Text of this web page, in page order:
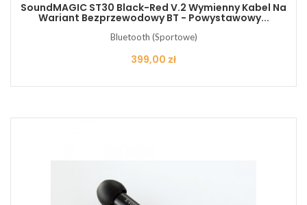
SoundMAGIC ST30 Black-Red V.2 Wymienny Kabel Na
Wariant Bezprzewodowy BT - Powystawowy...
Bluetooth (Sportowe)
Cena
399,00 zł